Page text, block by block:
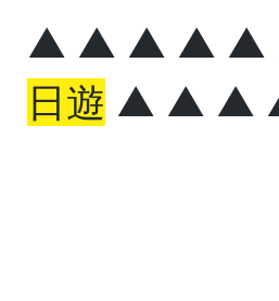
▲ ▲ ▲ ▲ ▲
日遊 ▲ ▲ ▲